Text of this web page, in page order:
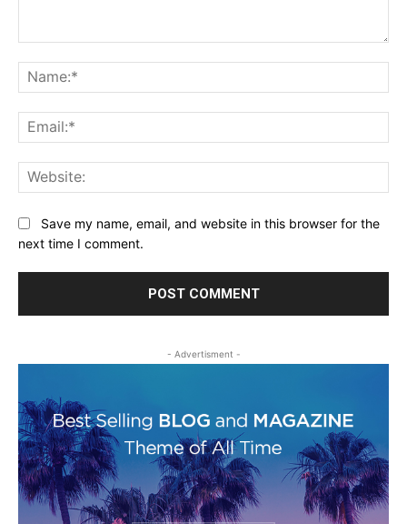
Save my name, email, and website in this browser for the
next time I comment.
- Advertisment -